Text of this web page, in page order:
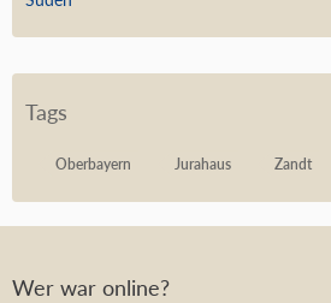
Tags
Oberbayern Jurahaus Zandt
Wer war online?